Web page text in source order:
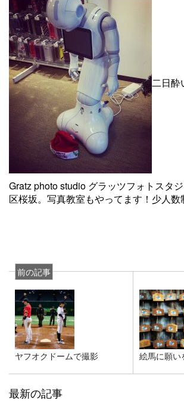
二日酔
Gratz photo studio グラッツフォトスタ
区桜坂。写真教室もやってます！少人数
前の記事
ヤフオクドームで撮影 絵馬に願い
最新の記事